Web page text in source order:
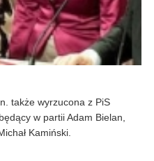
także wyrzucona z PiS
w partii Adam Bielan,
Kamiński.